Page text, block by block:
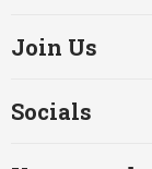
Join Us
Socials